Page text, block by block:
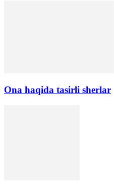
Ona haqida tasirli sherlar